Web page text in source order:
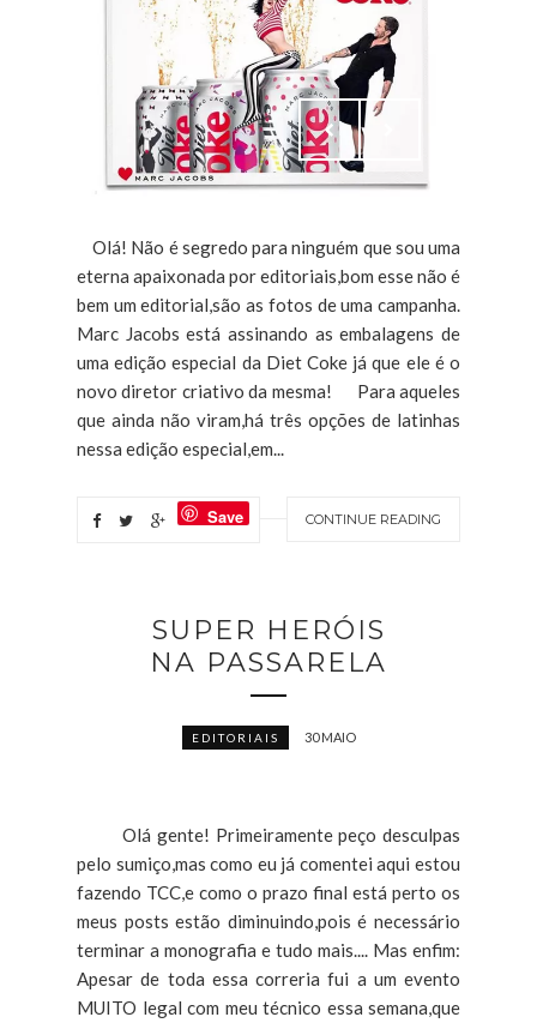
Olá! Não é segredo para ninguém que sou uma
eterna apaixonada por editoriais,bom esse não é
bem um editorial,são as fotos de uma campanha.
Marc Jacobs está assinando as embalagens de
uma edição especial da Diet Coke já que ele é o
novo diretor criativo da mesma! Para aqueles
que ainda não viram,há três opções de latinhas
nessa edição especial,em...
CONTINUE READING
Save
SUPER HERÓIS
NA PASSARELA
EDITORIAIS 30 MAIO
Olá gente! Primeiramente peço desculpas
pelo sumiço,mas como eu já comentei aqui estou
fazendo TCC,e como o prazo final está perto os
meus posts estão diminuindo,pois é necessário
terminar a monografia e tudo mais.... Mas enfim:
Apesar de toda essa correria fui a um evento
MUITO legal com meu técnico essa semana,que